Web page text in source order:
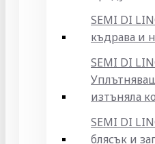
SEMI DI
къдрава и
SEMI DI
изтъняла
SEMI DI
блясък и